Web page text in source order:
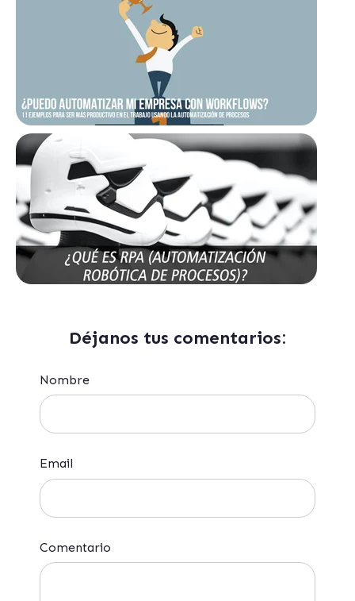
Déjanos tus comentarios:
Nombre
Email
Comentario